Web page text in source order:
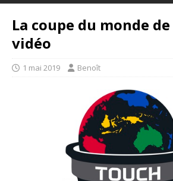
La coupe du monde
vidéo
1 mai 2019 Benoît